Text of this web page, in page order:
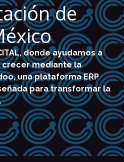
de
donde ayudamos a
crecer mediante la
una plataforma ERP
para transformar la